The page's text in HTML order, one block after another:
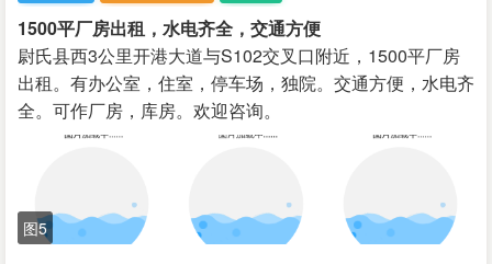
1500平厂房出租，水电齐全，交通方便
尉氏县西3公里开港大道与S102交叉口附近，1500平厂房
出租。有办公室，住室，停车场，独院。交通方便，水电齐
全。可作厂房，库房。欢迎咨询。
图5